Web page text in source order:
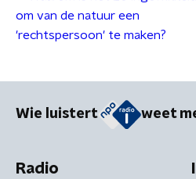
Wie luistert weet
Radio